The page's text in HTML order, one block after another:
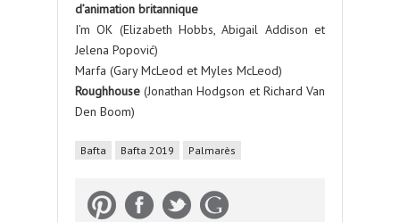
d’animation britannique
I’m OK (Elizabeth Hobbs, Abigail Addison et
Jelena Popović)
Marfa (Gary McLeod et Myles McLeod)
Roughhouse (Jonathan Hodgson et Richard Van
Den Boom)
Bafta Bafta 2019 Palmarès